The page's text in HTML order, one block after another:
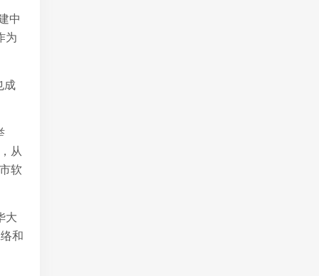
中
为
成
从
软
大
和